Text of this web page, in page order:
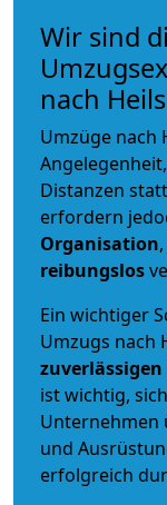
Wir sind
nach
Umzüge nach
Distanzen
erfordern
Organisation
reibungslos
Ein wichtiger
Umzugs nach
zuverlässigen
ist wichtig,
Unternehmen
und
erfolgreich